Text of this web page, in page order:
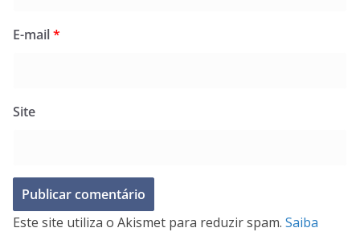
E-mail*
Site
Este site utiliza o Akismet para reduzir spam. Saiba